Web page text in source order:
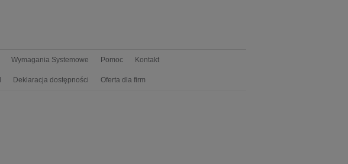
Wymagania Systemowe Pomoc Kontakt
Deklaracja dostępności Oferta dla firm